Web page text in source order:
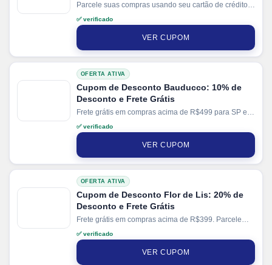
Parcele suas compras usando seu cartão de crédito e
pague em até 10x sem juros.
✅ verificado
VER CUPOM
OFERTA ATIVA
Cupom de Desconto Bauducco: 10% de
Desconto e Frete Grátis
Frete grátis em compras acima de R$499 para SP e
R$999 para demais regiões do Sudeste. Parcele suas
compras em até 4x sem juros no cartão.
✅ verificado
VER CUPOM
OFERTA ATIVA
Cupom de Desconto Flor de Lis: 20% de
Desconto e Frete Grátis
Frete grátis em compras acima de R$399. Parcele
suas compras em até 10x sem juros no cartão.
✅ verificado
VER CUPOM